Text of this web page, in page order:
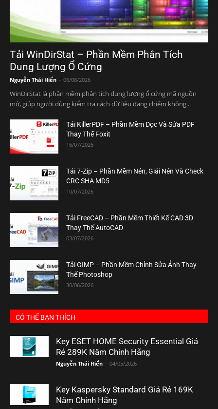
Tải WinDirStat – Phần Mềm Phân Tích
Dung Lượng Ổ Cứng
Nguyễn Thái Hiển - 06/08/2026
WinDirStat là phần mềm phân tích dung lượng ổ cứng mã nguồn
mở, giúp người dùng kiểm tra cách dữ liệu đang chiếm không...
Tải KillerPDF – Phần Mềm Đọc Và Sửa PDF
Thay Thế Foxit
16/07/2026
Tải 7-Zip – Phần Mềm Nén, Giải Nén Và Check
CRC SHA MD5
10/07/2026
Tải FreeCAD – Phần Mềm Thiết Kế CAD 3D
Thay Thế AutoCAD
03/07/2026
Tải GIMP – Phần Mềm Chỉnh Sửa Ảnh Thay
Thế Photoshop
30/06/2026
CÓ THỂ BẠN THÍCH
Key ESET HOME Security Essential Giá
Rẻ 289K Năm Chính Hãng
Nguyễn Thái Hiển - 04/05/2026
Key Kaspersky Standard Giá Rẻ 169K
Năm Chính Hãng